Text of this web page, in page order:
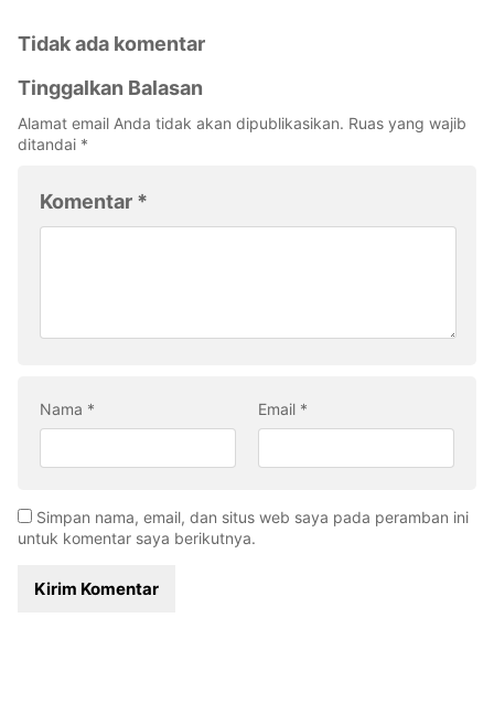
Tidak ada komentar
Tinggalkan Balasan
Alamat email Anda tidak akan dipublikasikan. Ruas yang wajib
ditandai *
Komentar *
Nama * Email *
Simpan nama, email, dan situs web saya pada peramban ini
untuk komentar saya berikutnya.